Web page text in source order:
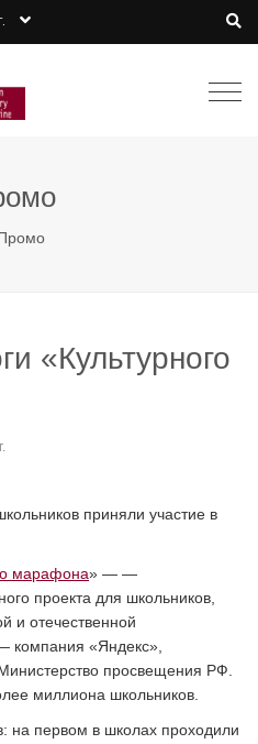
«Культурного
приняли участие в
марафона» — —
проекта для школьников,
и отечественной
компания «Яндекс»,
просвещения РФ.
миллиона школьников.
на первом в школах проходили